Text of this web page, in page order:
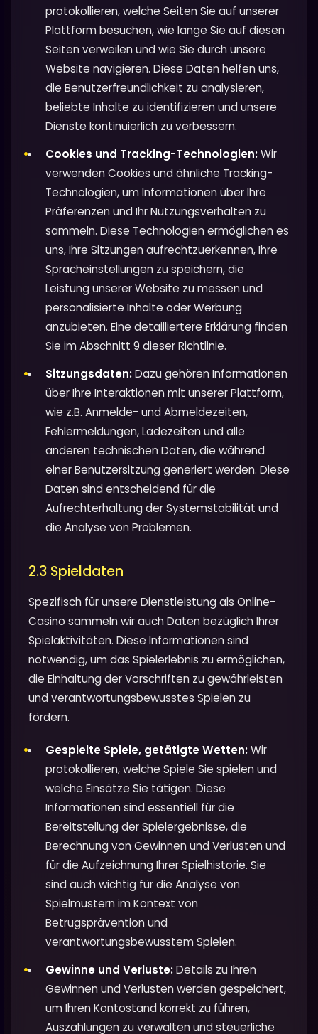
protokollieren, welche Seiten Sie auf unserer
Plattform besuchen, wie lange Sie auf diesen
Seiten verweilen und wie Sie durch unsere
Website navigieren. Diese Daten helfen uns,
die Benutzerfreundlichkeit zu analysieren,
beliebte Inhalte zu identifizieren und unsere
Dienste kontinuierlich zu verbessern.
Cookies und Tracking-Technologien:Wir
verwenden Cookies und ähnliche Tracking-
Technologien, um Informationen über Ihre
Präferenzen und Ihr Nutzungsverhalten zu
sammeln. Diese Technologien ermöglichen es
uns, Ihre Sitzungen aufrechtzuerkennen, Ihre
Spracheinstellungen zu speichern, die
Leistung unserer Website zu messen und
personalisierte Inhalte oder Werbung
anzubieten. Eine detailliertere Erklärung finden
Sie im Abschnitt 9 dieser Richtlinie.
Sitzungsdaten:Dazu gehören Informationen
über Ihre Interaktionen mit unserer Plattform,
wie z.B. Anmelde- und Abmeldezeiten,
Fehlermeldungen, Ladezeiten und alle
anderen technischen Daten, die während
einer Benutzersitzung generiert werden. Diese
Daten sind entscheidend für die
Aufrechterhaltung der Systemstabilität und
die Analyse von Problemen.
2.3 Spieldaten
Spezifisch für unsere Dienstleistung als Online-
Casino sammeln wir auch Daten bezüglich Ihrer
Spielaktivitäten. Diese Informationen sind
notwendig, um das Spielerlebnis zu ermöglichen,
die Einhaltung der Vorschriften zu gewährleisten
und verantwortungsbewusstes Spielen zu
fördern.
Gespielte Spiele, getätigte Wetten:Wir
protokollieren, welche Spiele Sie spielen und
welche Einsätze Sie tätigen. Diese
Informationen sind essentiell für die
Bereitstellung der Spielergebnisse, die
Berechnung von Gewinnen und Verlusten und
für die Aufzeichnung Ihrer Spielhistorie. Sie
sind auch wichtig für die Analyse von
Spielmustern im Kontext von
Betrugsprävention und
verantwortungsbewusstem Spielen.
Gewinne und Verluste:Details zu Ihren
Gewinnen und Verlusten werden gespeichert,
um Ihren Kontostand korrekt zu führen,
Auszahlungen zu verwalten und steuerliche